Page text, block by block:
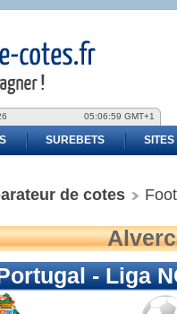
05:06:59 GMT+1
SUREBETS SITES
de cotes
- Liga